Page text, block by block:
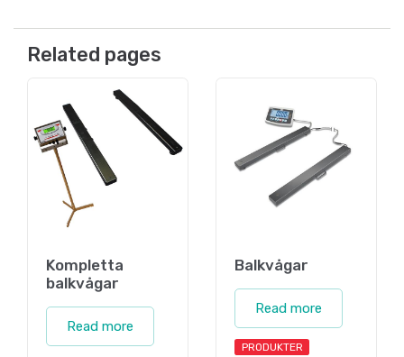
Related pages
Kompletta
balkvågar
Read more
Balkvågar
Read more
PRODUKTER